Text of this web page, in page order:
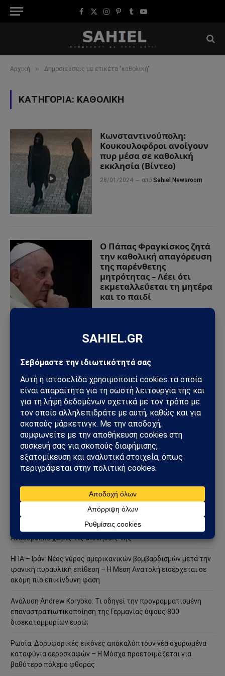
Facebook
X
Instagram
Pinterest
TumblrYouTube
Αρχική » Δημοσιεύσεις με ετικέτα "καθολική"
ΚΑΤΗΓΟΡΊΑ: ΚΑΘΟΛΙΚΉ
Κωνσταντινούπολη:
Κουκουλοφόροι ανοίγουν
πυρ μέσα σε καθολική
εκκλησία (Βίντεο)
28/01/2024 από Sahiel Newsroom
Ο Πάπας Φραγκίσκος ζητά
την καθολική απαγόρευση
της παρένθετης
μητρότητας – Λέει ότι
εκμεταλλεύεται τη μητέρα
και το παιδί
ΠΡΟΣΦΑΤΑ ΑΡΘΡΑ
Ηλεκτρική διασύνδεση Ελλάδας–Κύπρου: Η Meridiam παίρνει
τον έλεγχο του GSI – Η Γαλλία μπαίνει δυναμικά στο
γεωπολιτικό παιχνίδι
Σαουδική Αραβία – Υεμένη: Το Ριάντ προετοιμάζει μεγάλη
στρατιωτική επιχείρηση – Στο επίκεντρο Ερυθρά Θάλασσα και
Bab al-Mandab
Φωτιά στη Δυτική Αττική: Πύρινος κλοιός στα Μέγαρα –
Εκκενώσεις με 112 και μάχη με τις φλόγες
Μέγαρα: Γυναίκα παρασύρθηκε από συρμό του Προαστιακού –
Ανασύρθηκε χωρίς τις αισθήσεις της
ΗΠΑ – Ιράν: Νέος γύρος αμερικανικών βομβαρδισμών μετά την
ιρανική πυραυλική επίθεση – Η Μέση Ανατολή εισέρχεται σε
ακόμη πιο επικίνδυνη φάση
Ανάλυση Andrew Korybko: Τι οδηγεί την προγραμματισμένη
επαναστρατιωτικοποίηση της Γερμανίας ύψους 800
δισεκατομμυρίων ευρώ;
Ρωσία: Δορυφορικές εικόνες αποκαλύπτουν νέα οχυρωμένα
καταφύγια αεροσκαφών – Η Μόσχα προετοιμάζεται για
βαθύτερο πόλεμο φθοράς